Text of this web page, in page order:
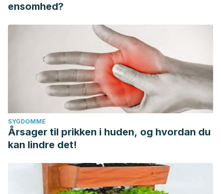
ensomhed?
SYGDOMME
Årsager til prikken i huden, og hvordan du
kan lindre det!